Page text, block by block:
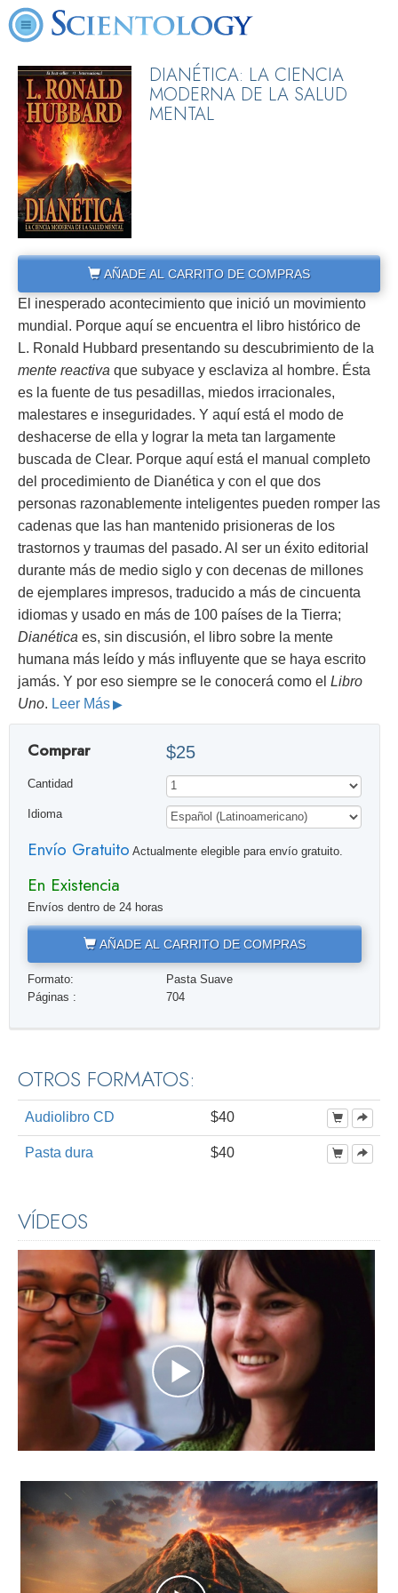
DIANÉTICA: LA CIENCIA
MODERNA DE LA SALUD
MENTAL
AÑADE AL CARRITO DE COMPRAS
El inesperado acontecimiento que inició un movimiento
mundial. Porque aquí se encuentra el libro histórico de
L. Ronald Hubbard presentando su descubrimiento de la
mente reactiva que subyace y esclaviza al hombre. Ésta
es la fuente de tus pesadillas, miedos irracionales,
malestares e inseguridades. Y aquí está el modo de
deshacerse de ella y lograr la meta tan largamente
buscada de Clear. Porque aquí está el manual completo
del procedimiento de Dianética y con el que dos
personas razonablemente inteligentes pueden romper las
cadenas que las han mantenido prisioneras de los
trastornos y traumas del pasado. Al ser un éxito editorial
durante más de medio siglo y con decenas de millones
de ejemplares impresos, traducido a más de cincuenta
idiomas y usado en más de 100 países de la Tierra;
Dianética es, sin discusión, el libro sobre la mente
humana más leído y más influyente que se haya escrito
jamás. Y por eso siempre se le conocerá como el Libro
Uno. Leer Más
Comprar $25
Cantidad
Idioma
Envío Gratuito Actualmente elegible para envío gratuito.
En Existencia
Envíos dentro de 24 horas
AÑADE AL CARRITO DE COMPRAS
Formato:
Pasta Suave
Páginas :
704
OTROS FORMATOS:
Audiolibro CD $40
Pasta dura $40
VÍDEOS